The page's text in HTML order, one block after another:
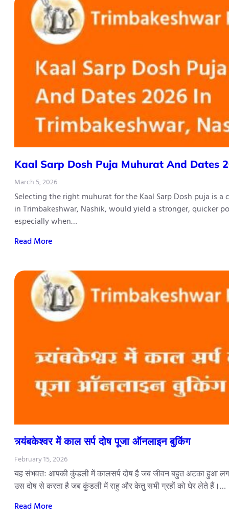
Kaal​‍​‌‍​‍‌​‍​‌‍​‍‌ Sarp Dosh Puja Muhurat And Dates
March 5, 2026
Selecting the right muhurat for the Kaal Sarp Dosh puja is
in Trimbakeshwar, Nashik, would yield a stronger, quicker
especially when…
Read More
त्र्यंबकेश्वर में काल सर्प दोष पूजा ऑनलाइन बुकिंग
February 15, 2026
यह संभवतः आपकी कुंडली में कालसर्प दोष है जब जीवन बहुत अटका हुआ
उस दोष से करता है जब कुंडली में राहु और केतु सभी ग्रहों को घेर लेते हैं।…
Read More